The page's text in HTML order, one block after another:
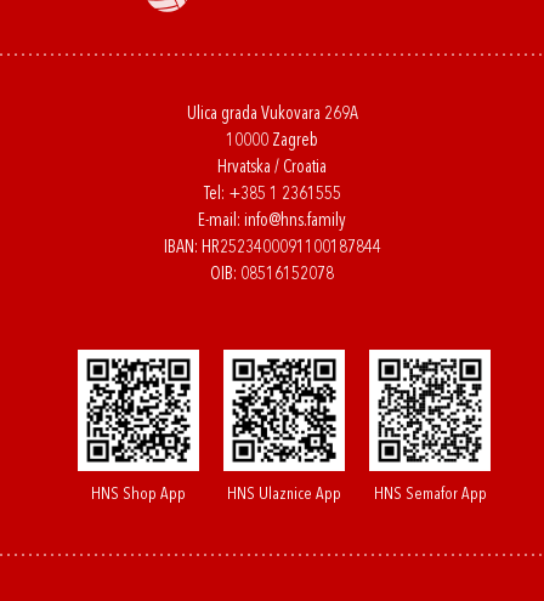
Ulica grada Vukovara 269A
10000 Zagreb
Hrvatska / Croatia
Tel: +385 1 2361555
E-mail: info@hns.family
IBAN: HR2523400091100187844
OIB: 08516152078
HNS Shop App HNS Ulaznice App HNS Semafor App